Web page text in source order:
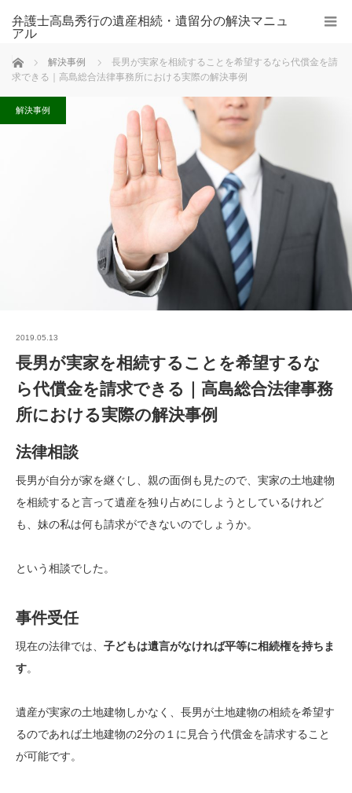
弁護士高島秀行の遺産相続・遺留分の解決マニュ
アル
ホーム 解決事例
長男が実家を相続することを希望するなら代償金を請
求できる｜高島総合法律事務所における実際の解決事例
解決事例
2019.05.13
長男が実家を相続することを希望するな
ら代償金を請求できる｜高島総合法律事務
所における実際の解決事例
法律相談
長男が自分が家を継ぐし、親の面倒も見たので、実家の土地建物
を相続すると言って遺産を独り占めにしようとしているけれど
も、妹の私は何も請求ができないのでしょうか。
という相談でした。
事件受任
現在の法律では、 子どもは遺言がなければ平等に相続権を持ちま
す。
遺産が実家の土地建物しかなく、長男が土地建物の相続を希望す
るのであれば土地建物の2分の１に見合う代償金を請求すること
が可能です。